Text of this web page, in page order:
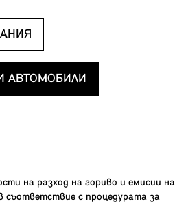
АВТОМОБИЛИ
на разход на гориво и емисии на
съответствие с процедурата за